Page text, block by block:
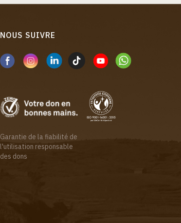
NOUS SUIVRE
Garantie de la fiabilité de
l'utilisation responsable
des dons